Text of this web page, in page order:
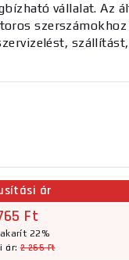
vállalat. Az
szerszámokhoz
ár
Ft
22%
ár:2 265 Ft